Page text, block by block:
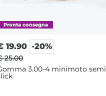
19.90 -20%
25.00
3.00-4 minimoto semi